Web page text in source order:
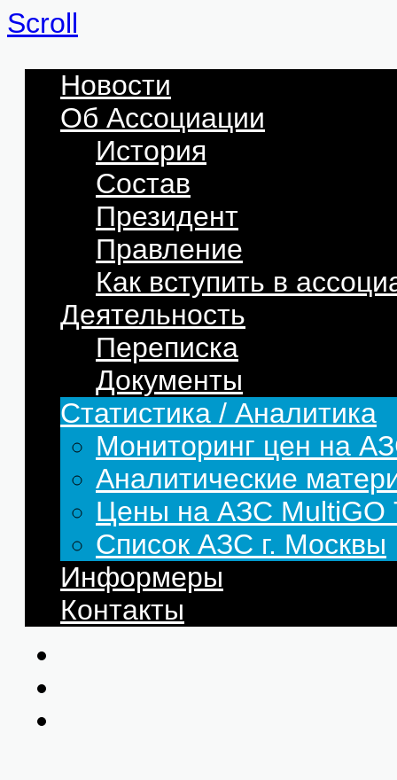
Scroll
Новости
Об Ассоциации
История
Состав
Президент
Правление
Как вступить в
Деятельность
Переписка
Документы
Статистика / Аналитика
Мониторинг цен на
Аналитические
Цены на АЗС
Список АЗС г. Москвы
Информеры
Контакты